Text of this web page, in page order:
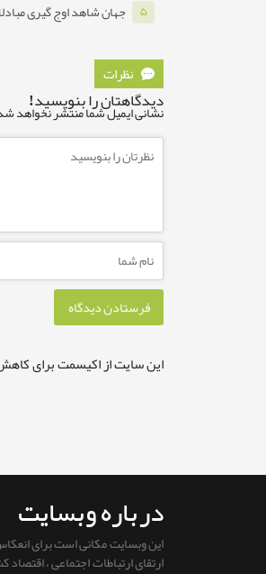
۵ جهان شاهد اوج گیری
نظرات
دیدگاهتان را بنویسید!
نشانی ایمیل شما منتشر نخواهد
این سایت از اکیسمت برای
درباره وبسایت
این وبسایت مکانی است برای
ارتقای ارتباطات اجتماعی ،